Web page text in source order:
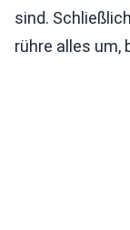
sind.
rühre alles um,